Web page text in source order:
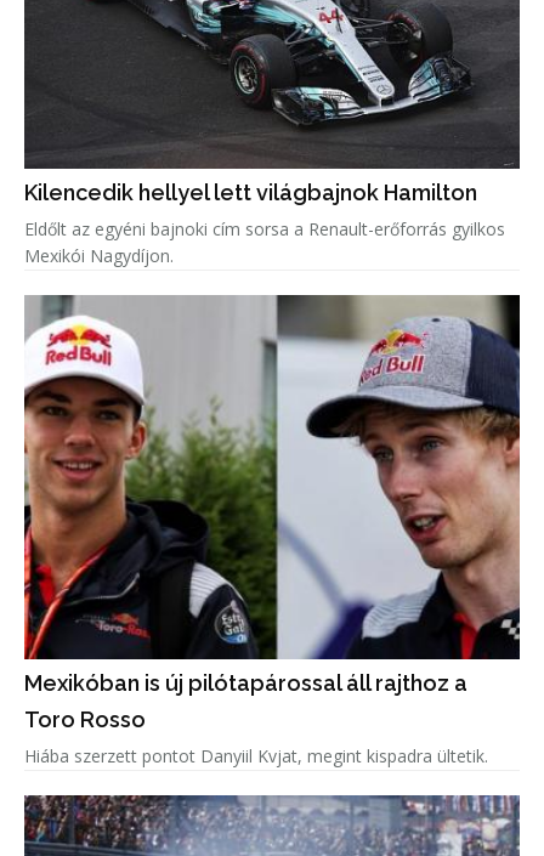
Kilencedik hellyel lett világbajnok Hamilton
Eldőlt az egyéni bajnoki cím sorsa a Renault-erőforrás gyilkos
Mexikói Nagydíjon.
Mexikóban is új pilótapárossal áll rajthoz a
Toro Rosso
Hiába szerzett pontot Danyiil Kvjat, megint kispadra ültetik.